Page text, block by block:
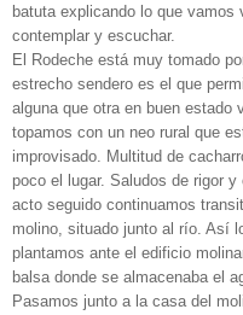
batuta explicando lo que
contemplar y escuchar.
El Rodeche está muy tomado
estrecho sendero es el que
alguna que otra en buen estado
topamos con un neo rural que
improvisado. Multitud de
poco el lugar. Saludos de rigor
acto seguido continuamos
molino, situado junto al río. Así
plantamos ante el edificio
balsa donde se almacenaba el
Pasamos junto a la casa del